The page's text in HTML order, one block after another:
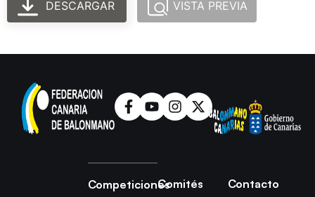
DESCARGAR VISTA PREVIA
CompeticionesComités
Contacto